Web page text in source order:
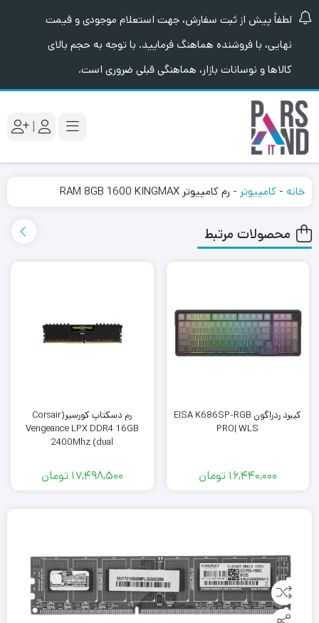
لطفاً پیش از ثبت سفارش، جهت استعلام موجودی و قیمت
نهایی، با فروشنده هماهنگ فرمایید. با توجه به حجم بالای
کالاها و نوسانات بازار، هماهنگی قبلی ضروری است.
|
خانه - کامپیوتر - رم کامپیوتر RAM 8GB 1600 KINGMAX
محصولات مرتبط
کیبرد ردراگون EISA K686SP-RGB
PRO| WLS
16,440,000 تومان
رم دسکتاپ کورسیر(Corsair
Vengeance LPX DDR4 16GB
2400Mhz (dual
17,498,500 تومان